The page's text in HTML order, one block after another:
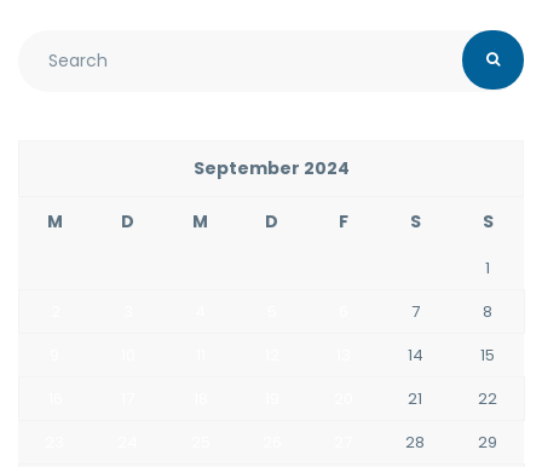
September 2024
M D M D F S S
1
7
8
14
15
21
22
28
29